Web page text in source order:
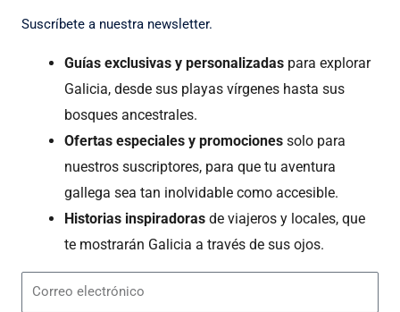
Suscríbete a nuestra newsletter.
Guías exclusivas y personalizadas para explorar
Galicia, desde sus playas vírgenes hasta sus
bosques ancestrales.
Ofertas especiales y promociones solo para
nuestros suscriptores, para que tu aventura
gallega sea tan inolvidable como accesible.
Historias inspiradoras de viajeros y locales, que
te mostrarán Galicia a través de sus ojos.
Correo